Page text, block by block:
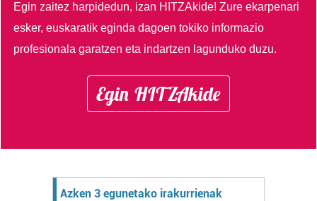
Egin zaitez harpidedun, izan HITZAkide!Zure ekarpenari
esker, euskaratik eginda dagoen tokiko informazio
profesionala garatzen eta indartzen lagunduko duzu.
Egin HITZAkide
Azken 3 egunetako irakurrienak